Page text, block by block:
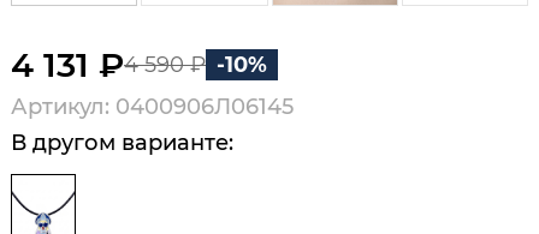
4 131 ₽4 590 ₽ -10%
Артикул: 0400906Л06145
В другом варианте: